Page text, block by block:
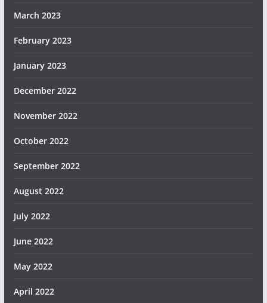
March 2023
February 2023
January 2023
December 2022
November 2022
October 2022
September 2022
August 2022
July 2022
June 2022
May 2022
April 2022